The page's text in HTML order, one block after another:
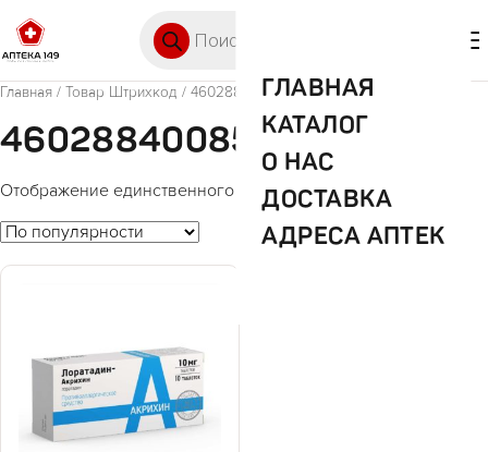
ГЛАВНАЯ
КАТАЛОГ
О НАС
ДОСТАВКА
АДРЕСА АПТЕК
Главная / Товар Штрихкод / 4602884008521
4602884008521
Отображение единственного товара